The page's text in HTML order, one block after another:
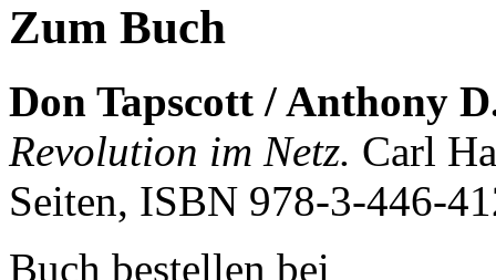
Zum Buch
Don Tapscott / Anthony
Revolution im Netz. Carl
Seiten, ISBN 978-3-446-
Buch bestellen bei